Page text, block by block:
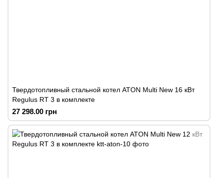
Твердотопливный стальной котел ATON Multi New 16 кВт
Regulus RT 3 в комплекте
27 298.00 грн